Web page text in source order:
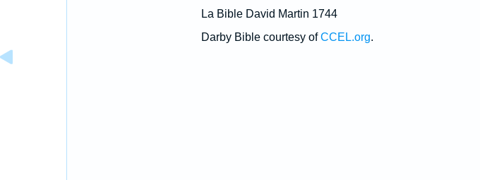
La Bible David Martin 1744
Darby Bible courtesy ofCCEL.org.